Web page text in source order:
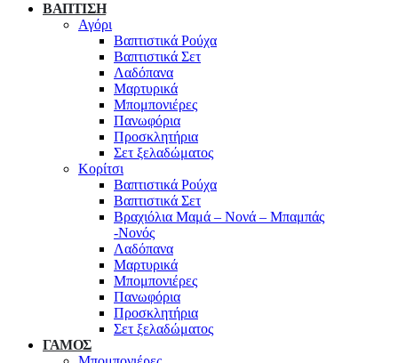
ΒΑΠΤΙΣΗ
Αγόρι
Βαπτιστικά Ρούχα
Βαπτιστικά Σετ
Λαδόπανα
Μαρτυρικά
Μπομπονιέρες
Πανωφόρια
Προσκλητήρια
Σετ ξελαδώματος
Κορίτσι
Βαπτιστικά Ρούχα
Βαπτιστικά Σετ
Βραχιόλια Μαμά – Νονά – Μπαμπάς
-Νονός
Λαδόπανα
Μαρτυρικά
Μπομπονιέρες
Πανωφόρια
Προσκλητήρια
Σετ ξελαδώματος
ΓΑΜΟΣ